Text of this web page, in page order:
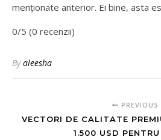
menționate anterior. Ei bine, asta
0/5 (0 recenzii)
Byaleesha
PREVIOUS
VECTORI DE CALITATE
1.500 USD